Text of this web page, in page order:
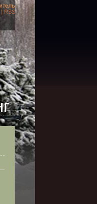
| RSS